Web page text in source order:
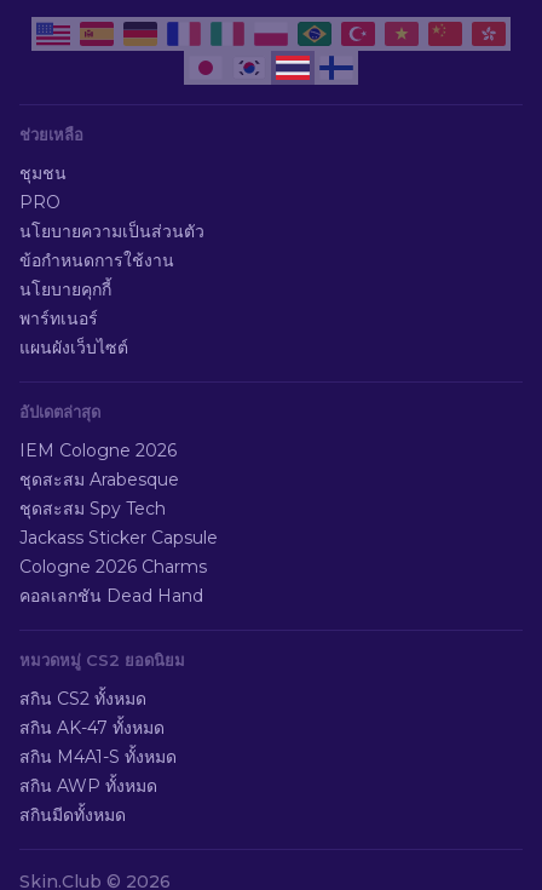
ช่วยเหลือ
ชุมชน
PRO
นโยบายความเป็นส่วนตัว
ข้อกำหนดการใช้งาน
นโยบายคุกกี้
พาร์ทเนอร์
แผนผังเว็บไซต์
อัปเดตล่าสุด
IEM Cologne 2026
ชุดสะสม Arabesque
ชุดสะสม Spy Tech
Jackass Sticker Capsule
Cologne 2026 Charms
คอลเลกชัน Dead Hand
หมวดหมู่ CS2 ยอดนิยม
สกิน CS2 ทั้งหมด
สกิน AK-47 ทั้งหมด
สกิน M4A1-S ทั้งหมด
สกิน AWP ทั้งหมด
สกินมีดทั้งหมด
Skin.Club © 2026